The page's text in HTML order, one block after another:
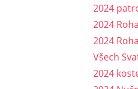
2024
2024
2024
Všech
2024